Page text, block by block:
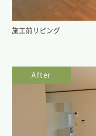
施工前リビング
After